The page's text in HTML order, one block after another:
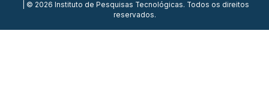
| © 2026 Instituto de Pesquisas Tecnológicas. Todos os direitos
reservados.